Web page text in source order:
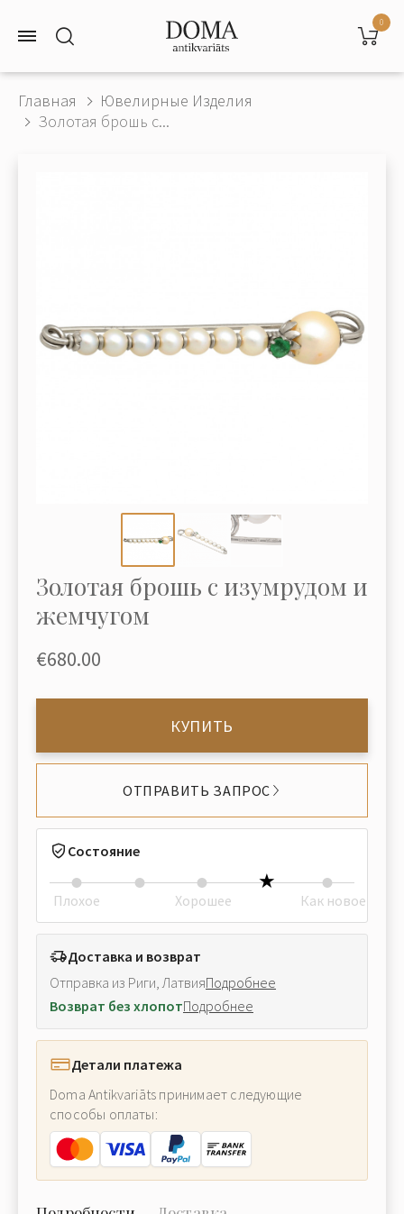
0
Главная
Ювелирные Изделия
Золотая брошь с...
Золотая брошь с изумрудом и
жемчугом
€680.00
КУПИТЬ
ОТПРАВИТЬ ЗАПРОС
Состояние
Плохое Хорошее Как новое
Доставка и возврат
Отправка из Риги, ЛатвияПодробнее
Возврат без хлопотПодробнее
Детали платежа
Doma Antikvariāts принимает следующие
способы оплаты: